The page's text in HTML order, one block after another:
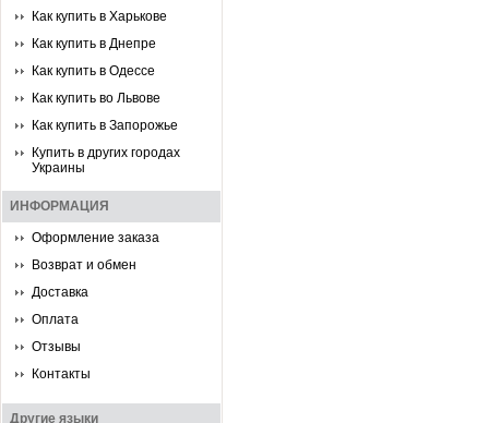
Как купить в Харькове
Как купить в Днепре
Как купить в Одессе
Как купить во Львове
Как купить в Запорожье
Купить в других городах
Украины
ИНФОРМАЦИЯ
Оформление заказа
Возврат и обмен
Доставка
Оплата
Отзывы
Контакты
Другие языки